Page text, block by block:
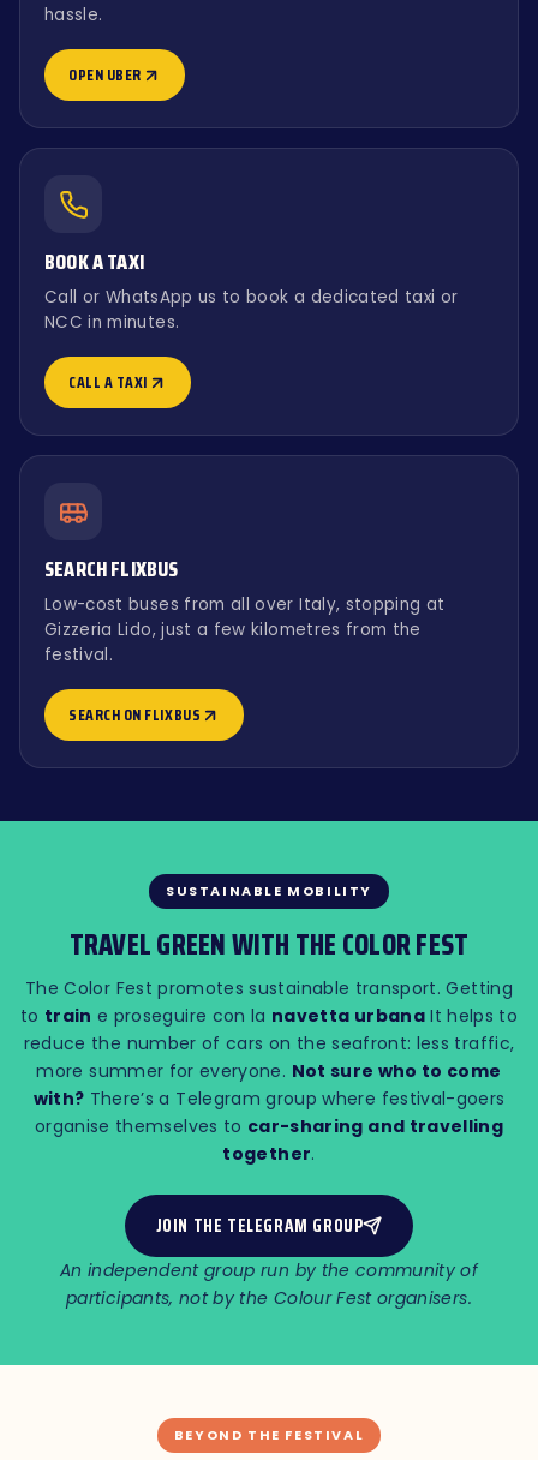
hassle.
OPEN UBER
BOOK A TAXI
Call or WhatsApp us to book a dedicated taxi or
NCC in minutes.
CALL A TAXI
SEARCH FLIXBUS
Low-cost buses from all over Italy, stopping at
Gizzeria Lido, just a few kilometres from the
festival.
SEARCH ON FLIXBUS
SUSTAINABLE MOBILITY
TRAVEL GREEN WITH THE COLOR FEST
The Color Fest promotes sustainable transport. Getting
to train e proseguire con la navetta urbanaIt helps to
reduce the number of cars on the seafront: less traffic,
more summer for everyone. Not sure who to come
with? There’s a Telegram group where festival-goers
organise themselves to car-sharing and travelling
together.
JOIN THE TELEGRAM GROUP
An independent group run by the community of
participants, not by the Colour Fest organisers.
BEYOND THE FESTIVAL